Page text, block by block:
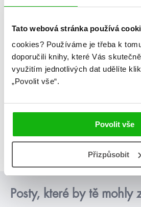
Tato webová stránka používá
cookies? Používáme je třeba k
doporučili knihy, které Vás
využitím jednotlivých dat udělíte
„Povolit vše“.
Povolit vše
Přizpůsobit
Posty, které by tě mohly